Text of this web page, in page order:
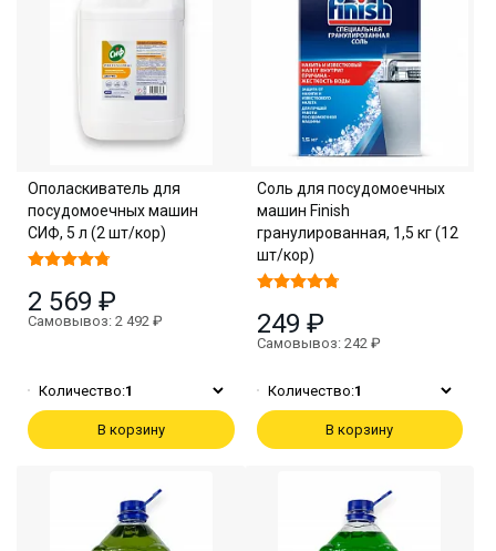
Ополаскиватель для
посудомоечных машин
СИФ, 5 л (2 шт/кор)
2 569 ₽
Самовывоз: 2 492 ₽
Количество:1
В корзину
Соль для посудомоечных
машин Finish
гранулированная, 1,5 кг (12
шт/кор)
249 ₽
Самовывоз: 242 ₽
Количество:1
В корзину